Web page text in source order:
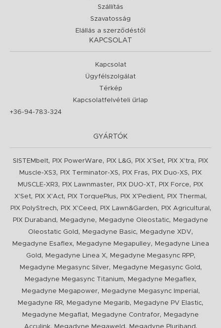
Szállítás
Szavatosság
Elállás a szerződéstől
KAPCSOLAT
Kapcsolat
Ügyfélszolgálat
Térkép
Kapcsolatfelvételi űrlap
+36-94-783-324
GYÁRTÓK
SISTEMbelt, PIX PowerWare, PIX L&G, PIX X'Set, PIX X'tra,
PIX
Muscle-XS3, PIX Terminator-XS, PIX Fras, PIX Duo-XS,
PIX
MUSCLE-XR3, PIX Lawnmaster, PIX DUO-XT, PIX Force,
PIX
X'Set, PIX X'Act, PIX TorquePlus, PIX X'Pedient, PIX Thermal ,
PIX PolyStrech, PIX X'Ceed , PIX Lawn&Garden, PIX Agricultural ,
PIX Duraband , Megadyne, Megadyne Oleostatic,
Megadyne
Oleostatic Gold , Megadyne Basic, Megadyne XDV,
Megadyne Esaflex, Megadyne Megapulley,
Megadyne Linea
Gold , Megadyne Linea X, Megadyne Megasync RPP,
Megadyne Megasync Silver, Megadyne Megasync Gold ,
Megadyne Megasync Titanium, Megadyne Megaflex,
Megadyne Megapower, Megadyne Megasync Imperial ,
Megadyne RR, Megadyne Megarib, Megadyne PV Elastic,
Megadyne Megaflat, Megadyne Contrafor,
Megadyne
, , ,